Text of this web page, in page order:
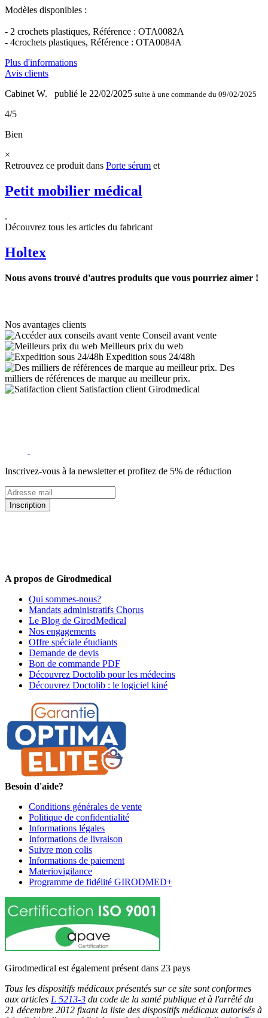
Modèles disponibles :
- 2 crochets plastiques, Référence : OTA0082A
- 4crochets plastiques, Référence : OTA0084A
Plus d'informations
Avis clients
Cabinet W.
publié le 22/02/2025 suite à une commande du 09/02/2025
4/5
Bien
×
Retrouvez ce produit dans Porte sérum et
Petit mobilier médical
.
Découvrez tous les articles du fabricant
Holtex
Nous avons trouvé d'autres produits que vous pourriez aimer !
Nos avantages clients
Conseil avant vente
Meilleurs prix du web
Expedition sous 24/48h
Des
milliers de références de marque au meilleur prix.
Satisfaction client Girodmedical
Inscrivez-vous à la newsletter et profitez de 5% de réduction
Inscription
A propos de Girodmedical
Qui sommes-nous?
Mandats administratifs Chorus
Le Blog de GirodMedical
Nos engagements
Offre spéciale étudiants
Demande de devis
Bon de commande PDF
Découvrez Doctolib pour les médecins
Découvrez Doctolib : le logiciel kiné
Besoin d'aide?
Conditions générales de vente
Politique de confidentialité
Informations légales
Informations de livraison
Suivre mon colis
Informations de paiement
Materiovigilance
Programme de fidélité GIRODMED+
Girodmedical est également présent dans 23 pays
Tous les dispositifs médicaux présentés sur ce site sont conformes
aux articles L 5213-3 du code de la santé publique et à l'arrêté du
21 décembre 2012 fixant la liste des dispositifs médicaux autorisés à